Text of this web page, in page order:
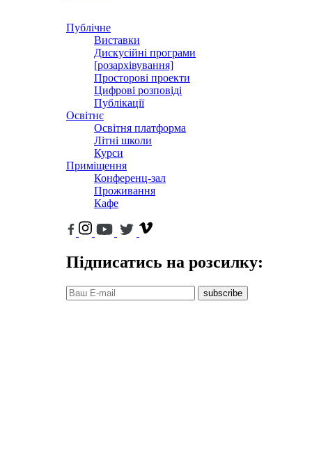
Публічне
Виставки
Дискусійні програми
[розархівування]
Просторові проекти
Цифрові розповіді
Публікації
Освітнє
Освітня платформа
Літні школи
Курси
Приміщення
Конференц-зал
Проживання
Кафе
Підписатись на розсилку:
subscribe